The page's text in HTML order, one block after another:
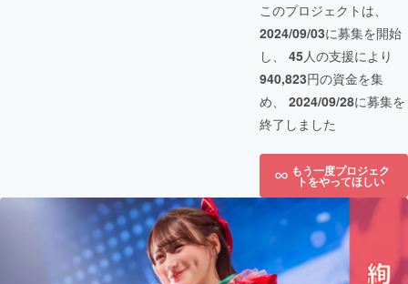
このプロジェクトは、
2024/09/03に募集を開始
し、 45人の支援により
940,823円の資金を集
め、 2024/09/28に募集を
終了しました
もう一度プロジェク
トをやってほしい